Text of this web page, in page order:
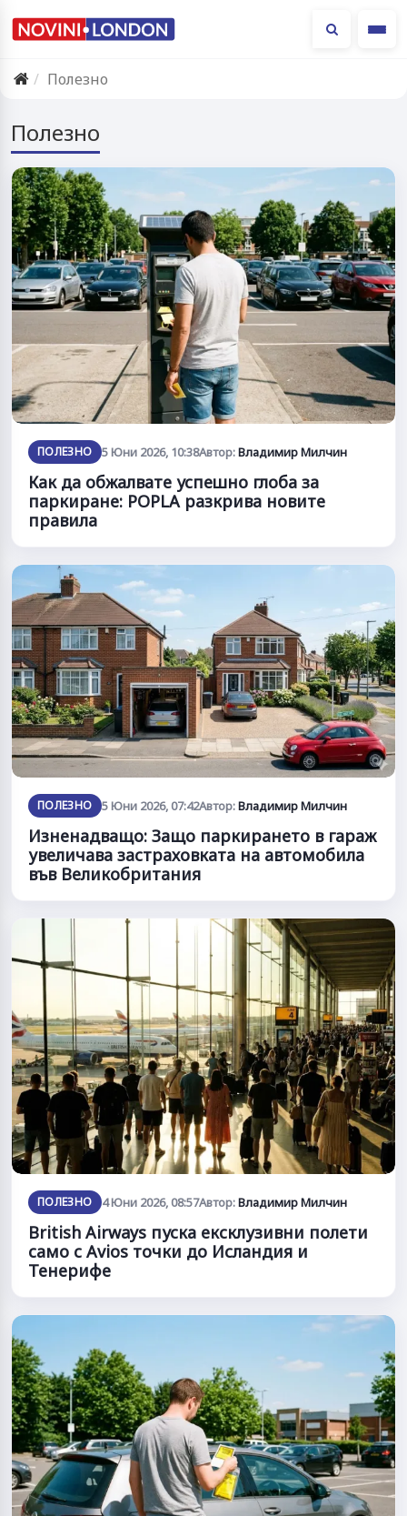
Полезно
Полезно
ПОЛЕЗНО 5 Юни 2026, 10:38Автор:Владимир Милчин
Как да обжалвате успешно глоба за
паркиране: POPLA разкрива новите
правила
ПОЛЕЗНО 5 Юни 2026, 07:42Автор:Владимир Милчин
Изненадващо: Защо паркирането в гараж
увеличава застраховката на автомобила
във Великобритания
ПОЛЕЗНО 4 Юни 2026, 08:57Автор:Владимир Милчин
British Airways пуска ексклузивни полети
само с Avios точки до Исландия и
Тенерифе